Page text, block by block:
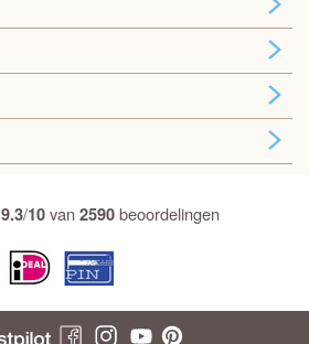
9.3/10van2590beoordelingen